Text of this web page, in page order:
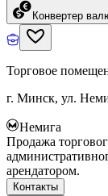
Конвертер
Торговое
г. Минск, ул.
Немига
Продажа
арендатором.
Контакты